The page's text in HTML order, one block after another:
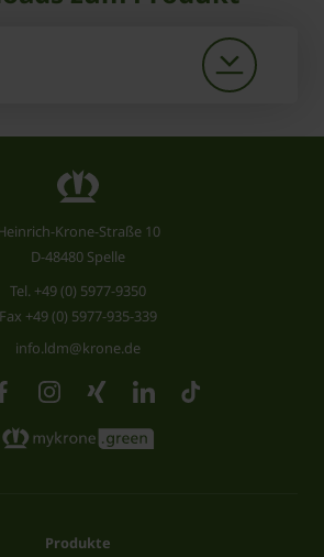
Krone-Straße 10
D-48480 Spelle
Tel. +49 (0) 5977-9350
Fax +49 (0) 5977-935-339
info.ldm@krone.de
Produkte